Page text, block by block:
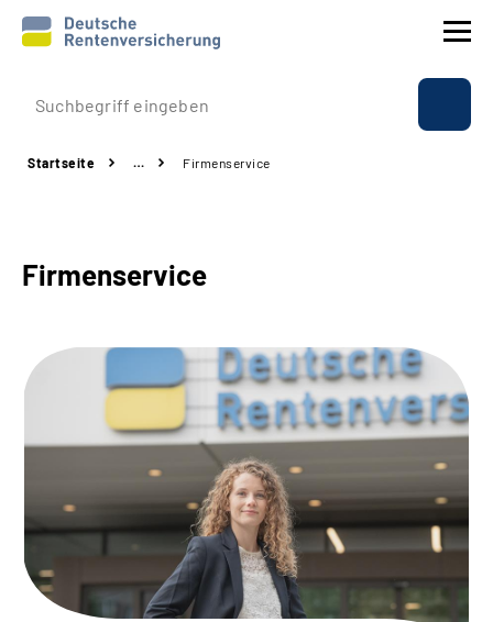
Prävention
Experten
Über uns & Presse
Language
Startseite … Firmenservice
Firmenservice